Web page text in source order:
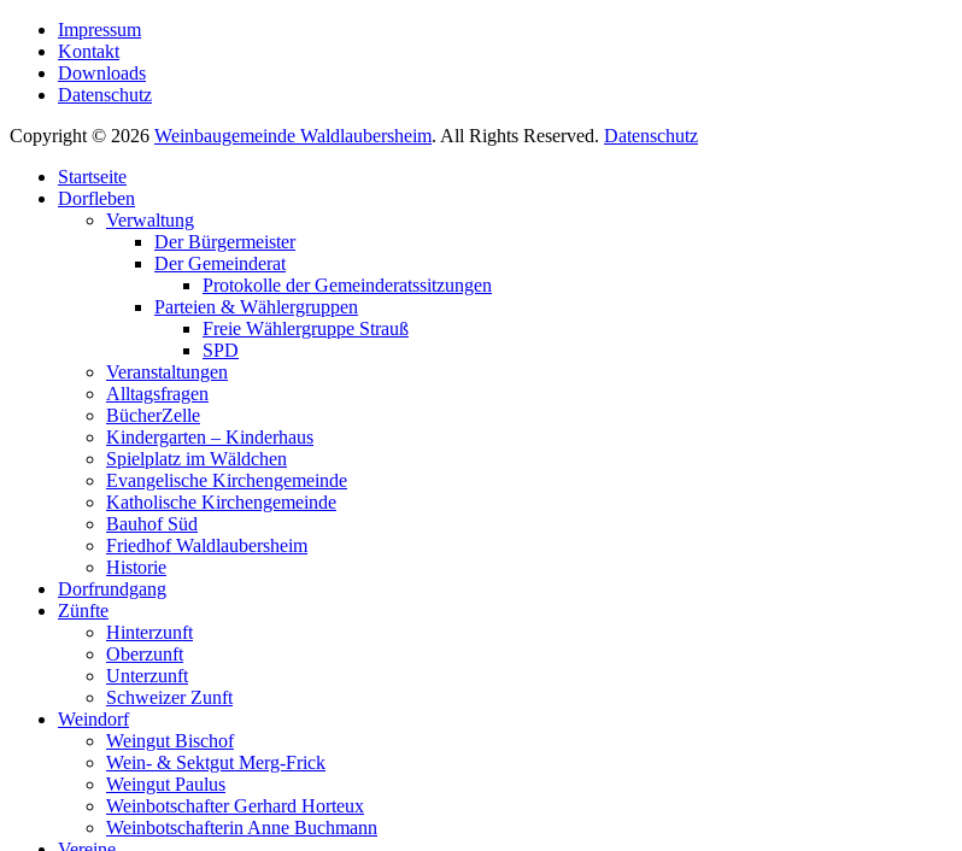
Impressum
Kontakt
Downloads
Datenschutz
Copyright © 2026 Weinbaugemeinde Waldlaubersheim. All Rights Reserved. Datenschutz
oben
scrollen
Startseite
Dorfleben
Verwaltung
Der Bürgermeister
Der Gemeinderat
Protokolle der Gemeinderatssitzungen
Parteien & Wählergruppen
Freie Wählergruppe Strauß
SPD
Veranstaltungen
Alltagsfragen
BücherZelle
Kindergarten – Kinderhaus
Spielplatz im Wäldchen
Evangelische Kirchengemeinde
Katholische Kirchengemeinde
Bauhof Süd
Friedhof Waldlaubersheim
Historie
Dorfrundgang
Zünfte
Hinterzunft
Oberzunft
Unterzunft
Schweizer Zunft
Weindorf
Weingut Bischof
Wein- & Sektgut Merg-Frick
Weingut Paulus
Weinbotschafter Gerhard Horteux
Weinbotschafterin Anne Buchmann